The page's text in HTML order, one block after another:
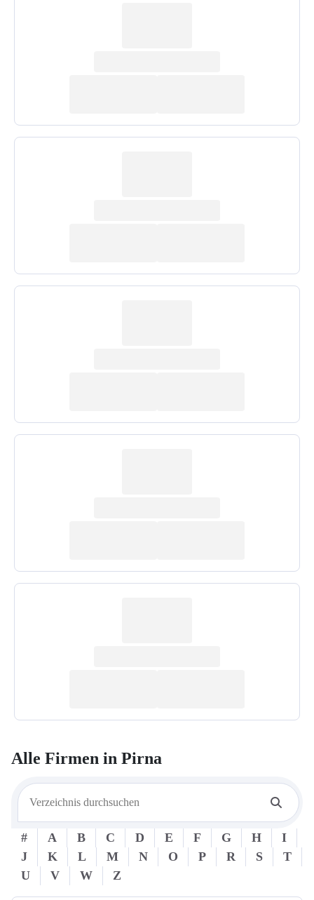
Alle Firmen in Pirna
# A B C D E F G H
I
J
K L M N O P R S
T
U
V W Z